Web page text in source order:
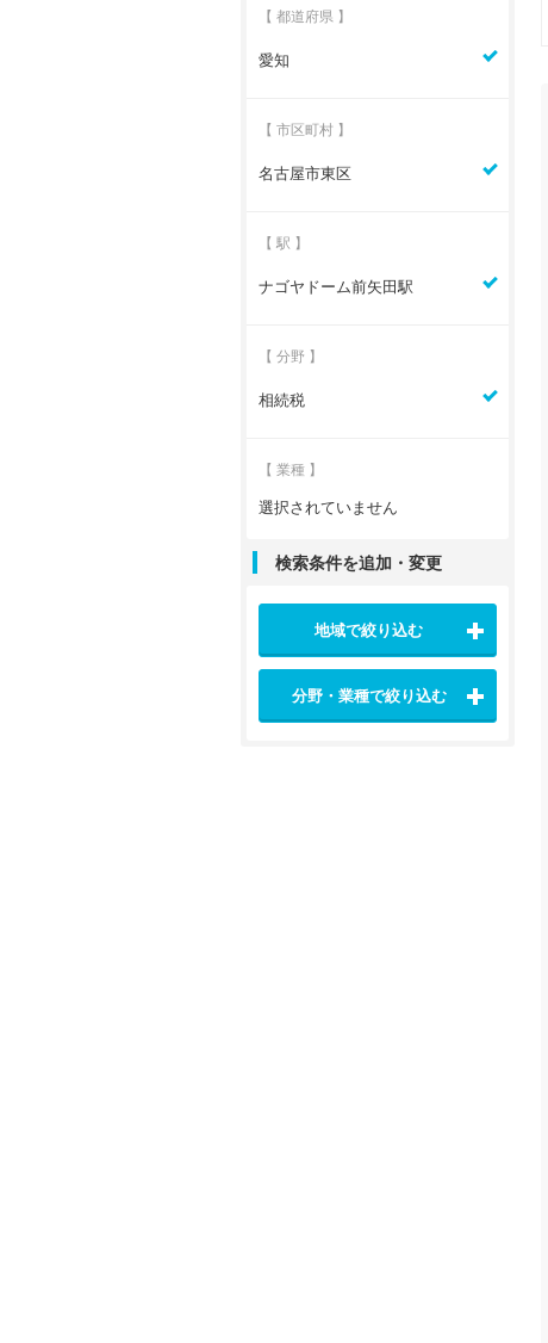
【 都道府県 】
愛知
【 市区町村 】
名古屋市東区
【 駅 】
ナゴヤドーム前矢田駅
【 分野 】
相続税
【 業種 】
選択されていません
検索条件を追加・変更
地域で絞り込む
分野・業種で絞り込む